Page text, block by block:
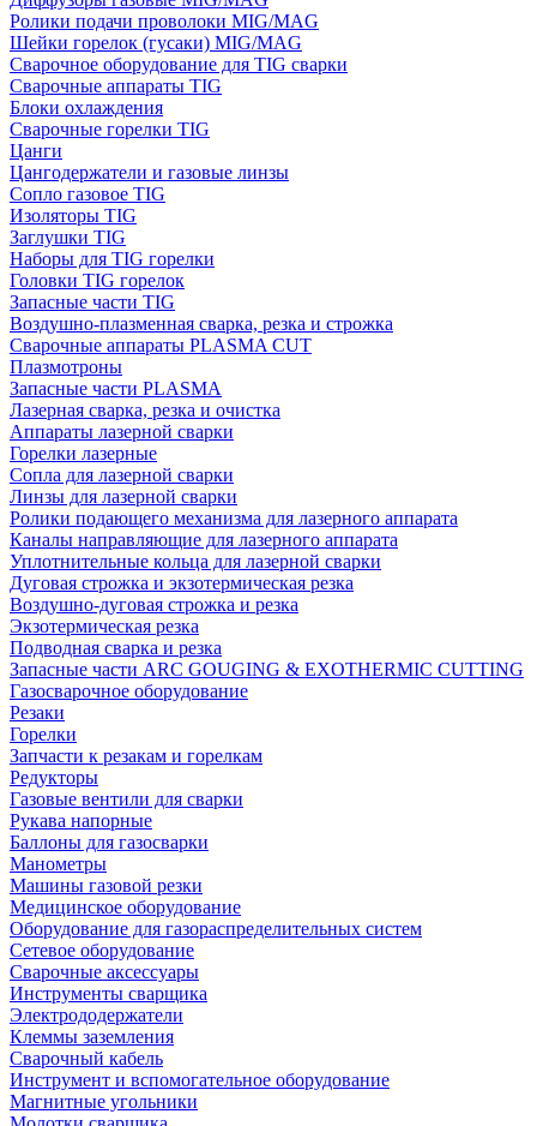
Ролики подачи проволоки MIG/MAG
Шейки горелок (гусаки) MIG/MAG
Сварочное оборудование для TIG сварки
Сварочные аппараты TIG
Блоки охлаждения
Сварочные горелки TIG
Цанги
Цангодержатели и газовые линзы
Сопло газовое TIG
Изоляторы TIG
Заглушки TIG
Наборы для TIG горелки
Головки TIG горелок
Запасные части TIG
Воздушно-плазменная сварка, резка и строжка
Сварочные аппараты PLASMA CUT
Плазмотроны
Запасные части PLASMA
Лазерная сварка, резка и очистка
Аппараты лазерной сварки
Горелки лазерные
Сопла для лазерной сварки
Линзы для лазерной сварки
Ролики подающего механизма для лазерного аппарата
Каналы направляющие для лазерного аппарата
Уплотнительные кольца для лазерной сварки
Дуговая строжка и экзотермическая резка
Воздушно-дуговая строжка и резка
Экзотермическая резка
Подводная сварка и резка
Запасные части ARC GOUGING & EXOTHERMIC CUTTING
Газосварочное оборудование
Резаки
Горелки
Запчасти к резакам и горелкам
Редукторы
Газовые вентили для сварки
Рукава напорные
Баллоны для газосварки
Манометры
Машины газовой резки
Медицинское оборудование
Оборудование для газораспределительных систем
Сетевое оборудование
Сварочные аксессуары
Инструменты сварщика
Электрододержатели
Клеммы заземления
Сварочный кабель
Инструмент и вспомогательное оборудование
Магнитные угольники